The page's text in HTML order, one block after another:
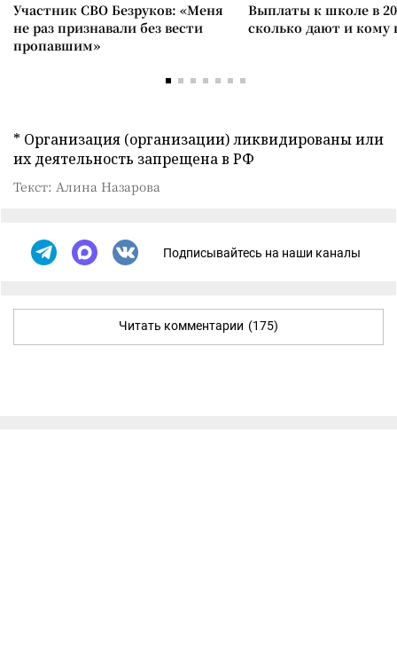
Участник СВО Безруков: «Меня
не раз признавали без вести
пропавшим»
Выплаты к школе в
сколько дают и
* Организация (организации) ликвидированы или
их деятельность запрещена в РФ
Текст: Алина Назарова
Подписывайтесь на наши каналы
Читать комментарии (175)